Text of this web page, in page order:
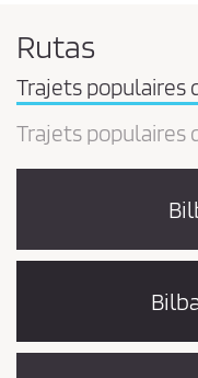
Rutas
Trajets populaires
Trajets populaires